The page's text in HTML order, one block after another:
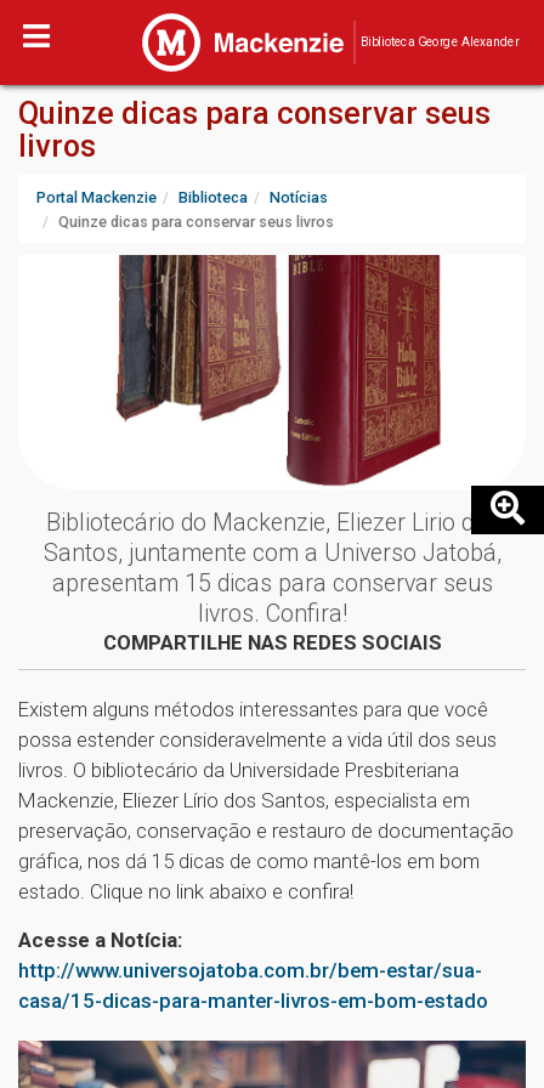
Biblioteca George Alexander
Quinze dicas para conservar seus
livros
Portal Mackenzie Biblioteca
Notícias
Quinze dicas para conservar seus livros
Bibliotecário do Mackenzie, Eliezer Lirio dos
Santos, juntamente com a Universo Jatobá,
apresentam 15 dicas para conservar seus
livros. Confira!
COMPARTILHE NAS REDES SOCIAIS
Existem alguns métodos interessantes para que você
possa estender consideravelmente a vida útil dos seus
livros. O bibliotecário da Universidade Presbiteriana
Mackenzie, Eliezer Lírio dos Santos, especialista em
preservação, conservação e restauro de documentação
gráfica, nos dá 15 dicas de como mantê-los em bom
estado. Clique no link abaixo e confira!
Acesse a Notícia:
http://www.universojatoba.com.br/bem-estar/sua-
casa/15-dicas-para-manter-livros-em-bom-estado